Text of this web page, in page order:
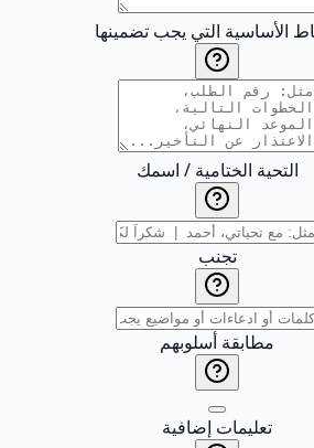
الأساسية التي يجب تضمينها
التحية الختامية / اسمك
تجنب
مطابقة أسلوبهم
تعليمات إضافية